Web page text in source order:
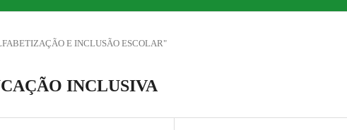
E INCLUSÃO ESCOLAR"
INCLUSIVA